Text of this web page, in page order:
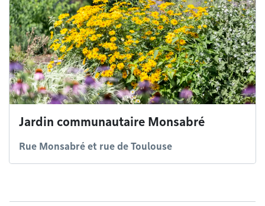
Jardin communautaire Monsabré
Rue Monsabré et rue de Toulouse